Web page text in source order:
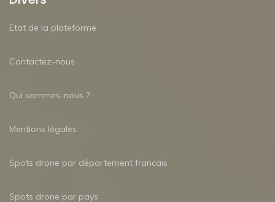
Etat de la plateforme
Contactez-nous
Qui sommes-nous ?
Mentions légales
Spots drone par département francais
Spots drone par pays